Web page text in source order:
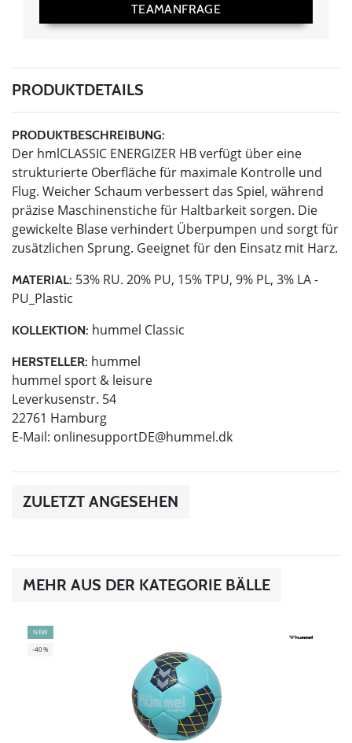
TEAMANFRAGE
PRODUKTDETAILS
PRODUKTBESCHREIBUNG:
Der hmlCLASSIC ENERGIZER HB verfügt über eine
strukturierte Oberfläche für maximale Kontrolle und
Flug. Weicher Schaum verbessert das Spiel, während
präzise Maschinenstiche für Haltbarkeit sorgen. Die
gewickelte Blase verhindert Überpumpen und sorgt für
zusätzlichen Sprung. Geeignet für den Einsatz mit Harz.
MATERIAL: 53% RU. 20% PU, 15% TPU, 9% PL, 3% LA -
PU_Plastic
KOLLEKTION: hummel Classic
HERSTELLER: hummel
hummel sport & leisure
Leverkusenstr. 54
22761 Hamburg
E-Mail: onlinesupportDE@hummel.dk
ZULETZT ANGESEHEN
MEHR AUS DER KATEGORIE BÄLLE
NEW
-40%